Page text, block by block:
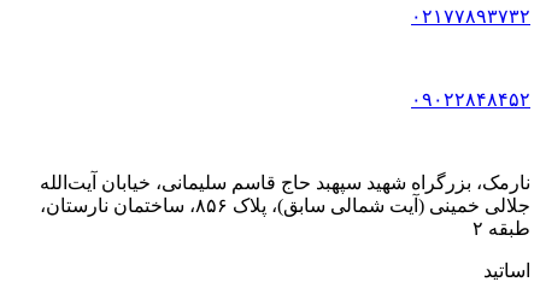
۰۲۱۷۷۸۹۳۷۳۲
۰۹۰۲۲۸۴۸۴۵۲
نارمک، بزرگراه شهید سپهبد حاج قاسم سلیمانی، خیابان آیت‌الله
جلالی خمینی (آیت شمالی سابق)، پلاک ۸۵۶، ساختمان نارستان،
طبقه ۲
اساتید